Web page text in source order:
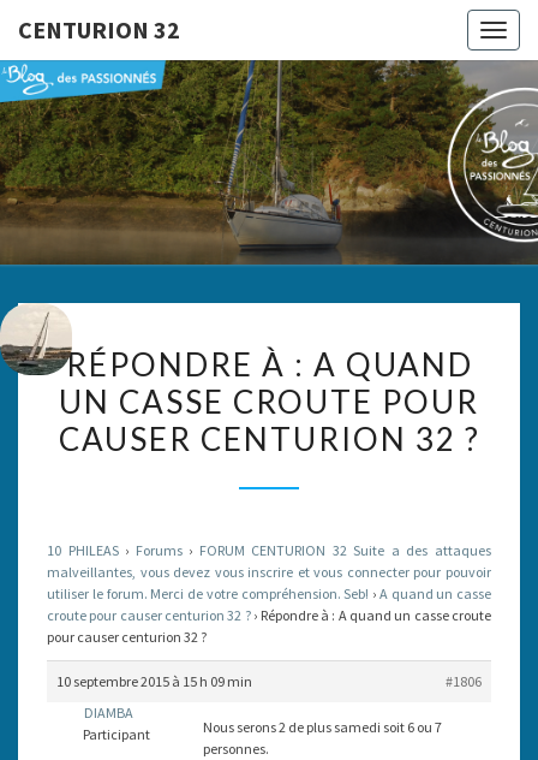
CENTURION 32
32
Le Blog
Des
Passionnés
À :
A
QUAND
POUR
CAUSER
CENTURION
32
RÉPONDRE À : A QUAND
UN CASSE CROUTE POUR
CAUSER CENTURION 32 ?
10 PHILEAS › Forums › FORUM CENTURION 32 Suite a des attaques
malveillantes, vous devez vous inscrire et vous connecter pour pouvoir
utiliser le forum. Merci de votre compréhension. Seb! › A quand un casse
croute pour causer centurion 32 ? › Répondre à : A quand un casse croute
pour causer centurion 32 ?
10 septembre 2015 à 15 h 09 min
#1806
DIAMBA
Participant
Nous serons 2 de plus samedi soit 6 ou 7
personnes.